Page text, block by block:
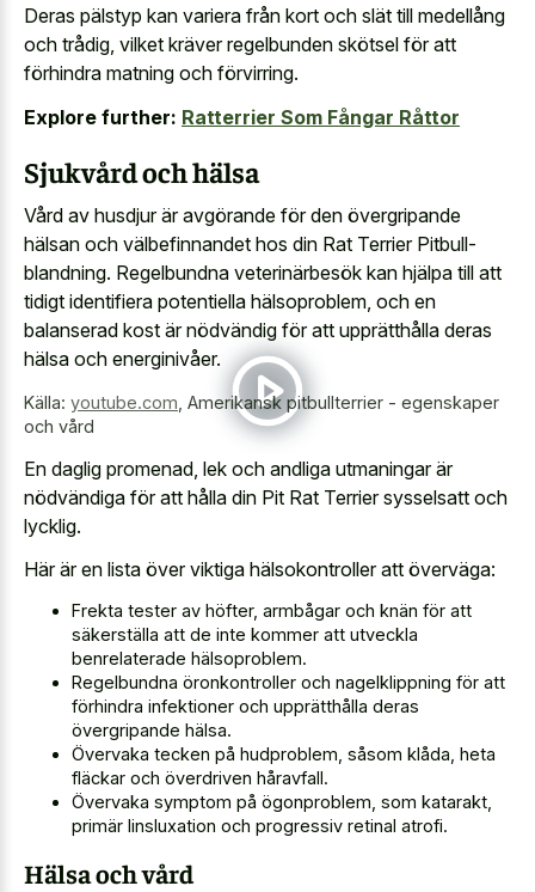
Deras pälstyp kan variera från kort och slät till medellång
och trådig, vilket kräver regelbunden skötsel för att
förhindra matning och förvirring.
Explore further: Ratterrier Som Fångar Råttor
Sjukvård och hälsa
Vård av husdjur är avgörande för den övergripande
hälsan och välbefinnandet hos din Rat Terrier Pitbull-
blandning. Regelbundna veterinärbesök kan hjälpa till att
tidigt identifiera potentiella hälsoproblem, och en
balanserad kost är nödvändig för att upprätthålla deras
hälsa och energinivåer.
Källa: youtube.com Amerikansk pitbullterrier - egenskaper
och vård
En daglig promenad, lek och andliga utmaningar är
nödvändiga för att hålla din Pit Rat Terrier sysselsatt och
lycklig.
Här är en lista över viktiga hälsokontroller att överväga:
Frekta tester av höfter, armbågar och knän för att
säkerställa att de inte kommer att utveckla
benrelaterade hälsoproblem.
Regelbundna öronkontroller och nagelklippning för att
förhindra infektioner och upprätthålla deras
övergripande hälsa.
Övervaka tecken på hudproblem, såsom klåda, heta
fläckar och överdriven håravfall.
Övervaka symptom på ögonproblem, som katarakt,
primär linsluxation och progressiv retinal atrofi.
Hälsa och vård